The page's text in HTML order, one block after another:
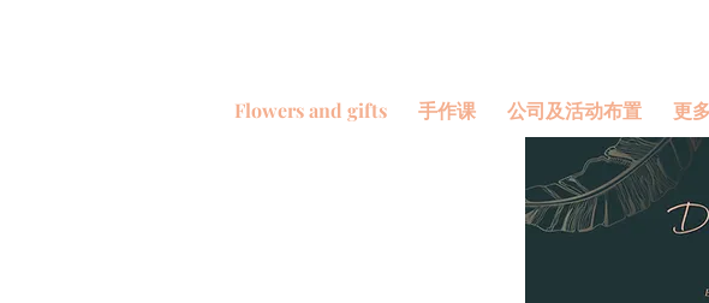
Flowers and gifts 手作课 公司及活动布置 更多